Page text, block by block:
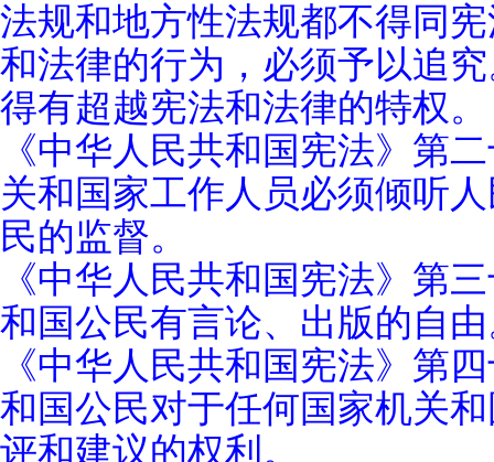
法规和地方性法规都不得同
和法律的行为，必须予以追
得有超越宪法和法律的特权。
《中华人民共和国宪法》第
关和国家工作人员必须倾听
民的监督。
《中华人民共和国宪法》第
和国公民有言论、出版的自
《中华人民共和国宪法》第
和国公民对于任何国家机关
评和建议的权利。